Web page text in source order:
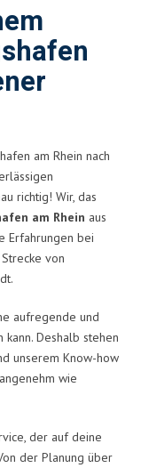
am Rhein nach
richtig! Wir, das
am Rhein aus
Erfahrungen bei
von
aufregende und
Deshalb stehen
unserem Know-how
wie
der auf deine
der Planung über